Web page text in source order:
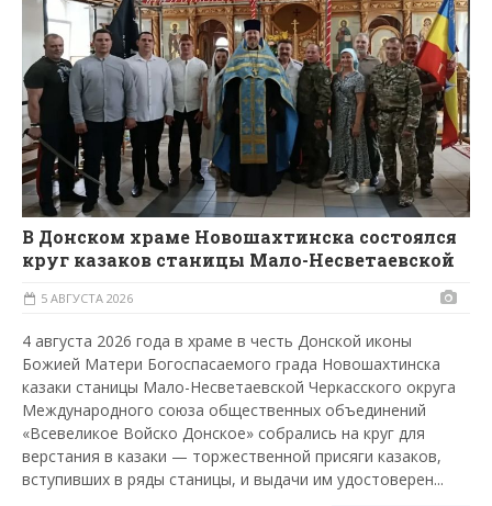
В Донском храме Новошахтинска состоялся
круг казаков станицы Мало-Несветаевской
5 АВГУСТА 2026
4 августа 2026 года в храме в честь Донской иконы
Божией Матери Богоспасаемого града Новошахтинска
казаки станицы Мало-Несветаевской Черкасского округа
Международного союза общественных объединений
«Всевеликое Войско Донское» собрались на круг для
верстания в казаки — торжественной присяги казаков,
вступивших в ряды станицы, и выдачи им удостоверен...